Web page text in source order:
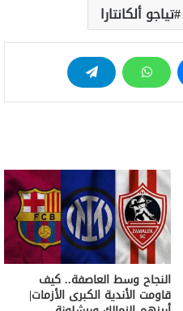
تياجو ألكانتارا
النجاح وسط العاصفة.. كيف
قاومت الأندية الكبرى الأزمات|